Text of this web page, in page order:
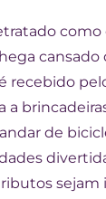
como
cansado
recebido
a
de